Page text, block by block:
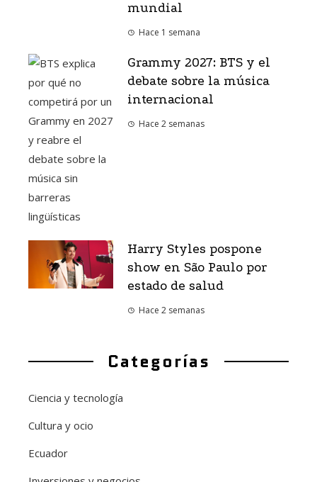
mundial
Hace 1 semana
Grammy 2027: BTS y el
debate sobre la música
internacional
Hace 2 semanas
Harry Styles pospone
show en São Paulo por
estado de salud
Hace 2 semanas
Categorías
Ciencia y tecnología
Cultura y ocio
Ecuador